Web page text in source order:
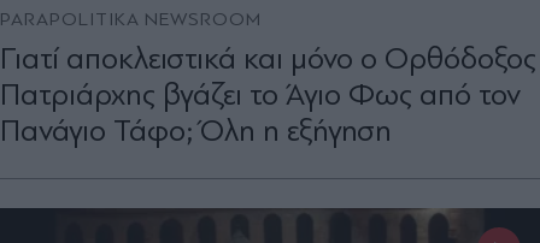
PARAPOLITIKA NEWSROOM
Γιατί αποκλειστικά και μόνο ο Ορθόδοξος
Πατριάρχης βγάζει το Άγιο Φως από τον
Πανάγιο Τάφο; Όλη η εξήγηση